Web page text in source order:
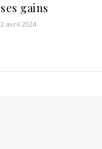
ses gains
2 avril 2024